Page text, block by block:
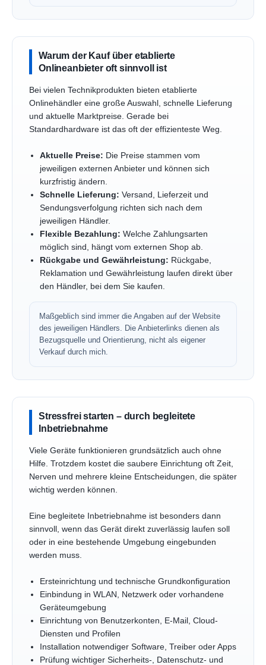
Warum der Kauf über etablierte
Onlineanbieter oft sinnvoll ist
Bei vielen Technikprodukten bieten etablierte
Onlinehändler eine große Auswahl, schnelle Lieferung
und aktuelle Marktpreise. Gerade bei
Standardhardware ist das oft der effizienteste Weg.
Aktuelle Preise: Die Preise stammen vom
jeweiligen externen Anbieter und können sich
kurzfristig ändern.
Schnelle Lieferung: Versand, Lieferzeit und
Sendungsverfolgung richten sich nach dem
jeweiligen Händler.
Flexible Bezahlung: Welche Zahlungsarten
möglich sind, hängt vom externen Shop ab.
Rückgabe und Gewährleistung: Rückgabe,
Reklamation und Gewährleistung laufen direkt über
den Händler, bei dem Sie kaufen.
Maßgeblich sind immer die Angaben auf der Website
des jeweiligen Händlers. Die Anbieterlinks dienen als
Bezugsquelle und Orientierung, nicht als eigener
Verkauf durch mich.
Stressfrei starten – durch begleitete
Inbetriebnahme
Viele Geräte funktionieren grundsätzlich auch ohne
Hilfe. Trotzdem kostet die saubere Einrichtung oft Zeit,
Nerven und mehrere kleine Entscheidungen, die später
wichtig werden können.
Eine begleitete Inbetriebnahme ist besonders dann
sinnvoll, wenn das Gerät direkt zuverlässig laufen soll
oder in eine bestehende Umgebung eingebunden
werden muss.
Ersteinrichtung und technische Grundkonfiguration
Einbindung in WLAN, Netzwerk oder vorhandene
Geräteumgebung
Einrichtung von Benutzerkonten, E-Mail, Cloud-
Diensten und Profilen
Installation notwendiger Software, Treiber oder Apps
Prüfung wichtiger Sicherheits-, Datenschutz- und